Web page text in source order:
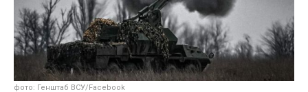
фото: Генштаб ВСУ/Facebook